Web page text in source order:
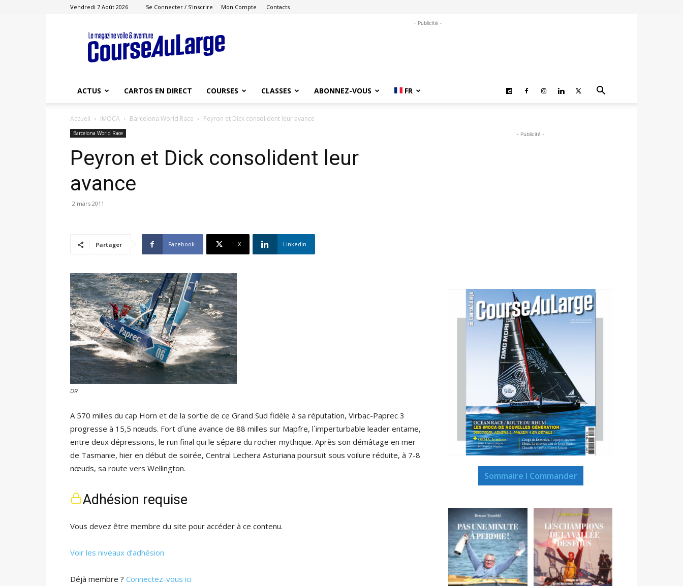
Vendredi 7 Août 2026 Se Connecter / S'inscrire Mon Compte Contacts
Course
au
Large
- Publicité -
ACTUS CARTOS EN DIRECT COURSES CLASSES ABONNEZ-VOUS FR
Accueil IMOCA Barcelona World Race Peyron et Dick consolident leur avance
Barcelona World Race
Peyron et Dick consolident leur
avance
2 mars 2011
Partager Facebook X Linkedin
DR
A 570 milles du cap Horn et de la sortie de ce Grand Sud fidèle à sa réputation, Virbac-Paprec 3
progresse à 15,5 nœuds. Fort d´une avance de 88 milles sur Mapfre, l´imperturbable leader entame,
entre deux dépressions, le run final qui le sépare du rocher mythique. Après son démâtage en mer
de Tasmanie, hier en début de soirée, Central Lechera Asturiana poursuit sous voilure réduite, à 7-8
nœuds, sa route vers Wellington.
Adhésion requise
Vous devez être membre du site pour accéder à ce contenu.
Voir les niveaux d’adhésion
Déjà membre ? Connectez-vous ici
- Publicité -
Sommaire I Commander